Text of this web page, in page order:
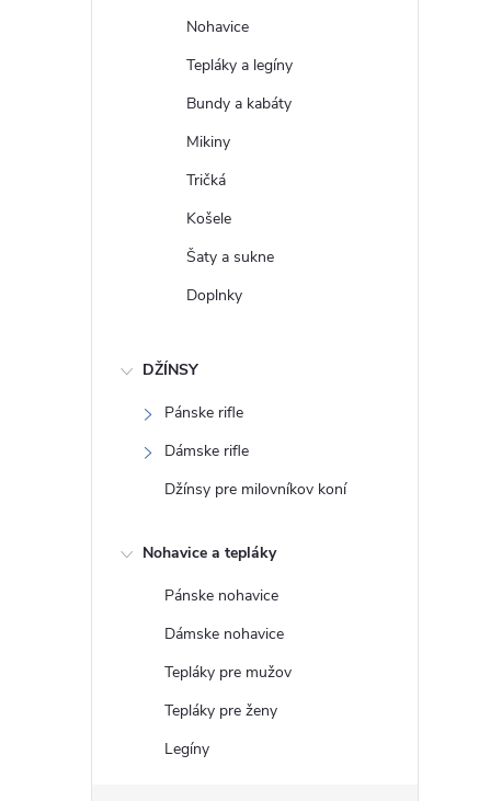
Nohavice
Tepláky a legíny
Bundy a kabáty
Mikiny
Tričká
Košele
Šaty a sukne
Doplnky
DŽÍNSY
Pánske rifle
Dámske rifle
Džínsy pre milovníkov koní
Nohavice a tepláky
Pánske nohavice
Dámske nohavice
Tepláky pre mužov
Tepláky pre ženy
Legíny